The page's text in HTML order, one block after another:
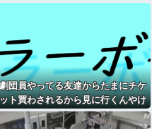
劇団員やってる友達からたまにチケ
ット買わされるから見に行くんやけ
どさ・・・